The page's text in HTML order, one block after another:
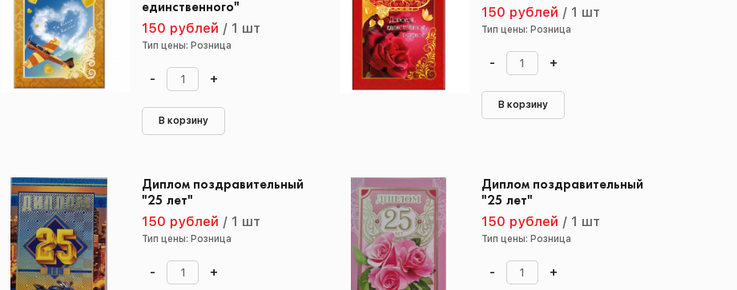
единственного"
150 рублей / 1 шт
Тип цены: Розница
- +
В корзину
150 рублей / 1 шт
Тип цены: Розница
- +
В корзину
Диплом поздравительный
"25 лет"
150 рублей / 1 шт
Тип цены: Розница
- +
Диплом поздравительный
"25 лет"
150 рублей / 1 шт
Тип цены: Розница
- +